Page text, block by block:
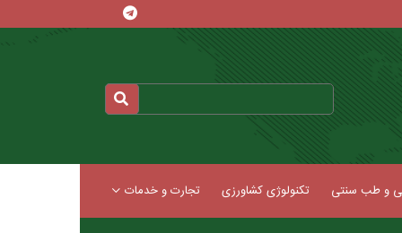
و طب سنتی تکنولوژی کشاورزی تجارت و خدمات